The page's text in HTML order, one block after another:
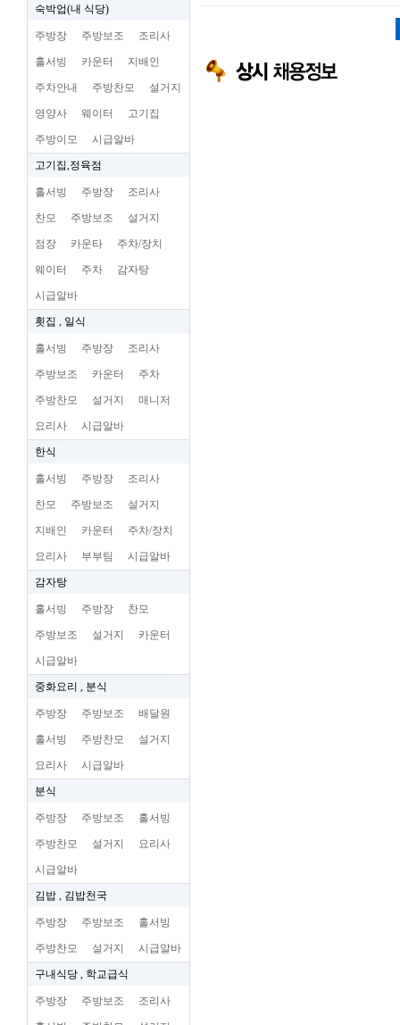
숙박업(내 식당)
주방장 주방보조 조리사
홀서빙 카운터 지배인
주차안내 주방찬모 설거지
영양사 웨이터 고기집
주방이모 시급알바
고기집,정육점
홀서빙 주방장 조리사
찬모 주방보조 설거지
점장 카운타 주차/장치
웨이터 주차 감자탕
시급알바
횟집 , 일식
홀서빙 주방장 조리사
주방보조 카운터 주차
주방찬모 설거지 매니저
요리사 시급알바
한식
홀서빙 주방장 조리사
찬모 주방보조 설거지
지배인 카운터 주차/장치
요리사 부부팀 시급알바
감자탕
홀서빙 주방장 찬모
주방보조 설거지 카운터
시급알바
중화요리 , 분식
주방장 주방보조 배달원
홀서빙 주방찬모 설거지
요리사 시급알바
분식
주방장 주방보조 홀서빙
주방찬모 설거지 요리사
시급알바
김밥 , 김밥천국
주방장 주방보조 홀서빙
주방찬모 설거지 시급알바
구내식당 , 학교급식
주방장 주방보조 조리사